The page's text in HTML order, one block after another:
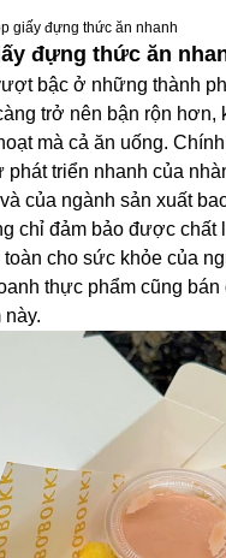
giấy đựng thức ăn nhanh
đựng thức ăn
bậc ở những thành
trở nên bận rộn hơn,
mà cả ăn uống.
phát triển nhanh của
của ngành sản xuất
chỉ đảm bảo được chất
cho sức khỏe của
thực phẩm cũng